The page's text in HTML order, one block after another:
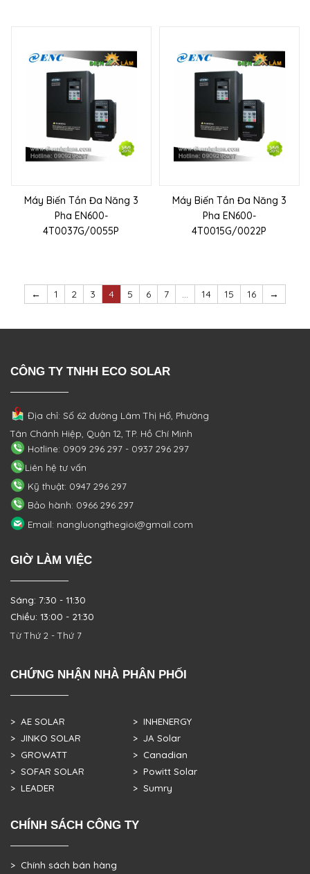
Máy Biến Tần Đa Năng 3
Pha EN600-
4T0037G/0055P
Máy Biến Tần Đa Năng 3
Pha EN600-
4T0015G/0022P
← 1 2 3 4 5 6 7 … 14 15 16 →
CÔNG TY TNHH ECO SOLAR
Địa chỉ: Số 62 đường Lâm Thị Hố, Phường
Tân Chánh Hiệp, Quận 12, TP. Hồ Chí Minh
Hotline: 0909 296 297 - 0937 296 297
Liên hệ tư vấn
Kỹ thuật: 0947 296 297
Bảo hành: 0966 296 297
Email: nangluongthegioi@gmail.com
GIỜ LÀM VIỆC
Sáng: 7:30 - 11:30
Chiều: 13:00 - 21:30
Từ Thứ 2 - Thứ 7
CHỨNG NHẬN NHÀ PHÂN PHỐI
> AE SOLAR
> JINKO SOLAR
> GROWATT
> SOFAR SOLAR
> LEADER
> INHENERGY
> JA Solar
> Canadian
> Powitt Solar
> Sumry
CHÍNH SÁCH CÔNG TY
> Chính sách bán hàng